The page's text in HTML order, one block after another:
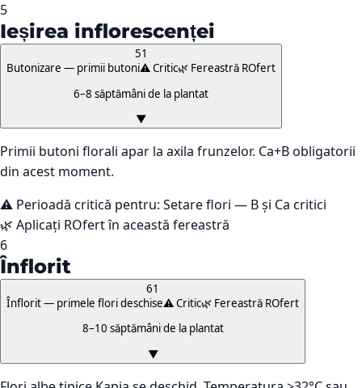
5
Ieșirea inflorescenței
51
Butonizare — primii butoni⚠️ Critic🌿 Fereastră ROfert
6–8 săptămâni de la plantat
▼
Primii butoni florali apar la axila frunzelor. Ca+B obligatorii
din acest moment.
⚠️ Perioadă critică pentru: Setare flori — B și Ca critici
🌿 Aplicați ROfert în această fereastră
6
Înflorit
61
Înflorit — primele flori deschise⚠️ Critic🌿 Fereastră ROfert
8–10 săptămâni de la plantat
▼